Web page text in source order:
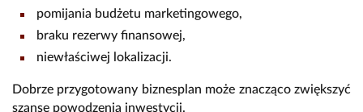
pomijania budżetu marketingowego,
braku rezerwy finansowej,
niewłaściwej lokalizacji.
Dobrze przygotowany biznesplan może znacząco zwiększyć
szanse powodzenia inwestycji.